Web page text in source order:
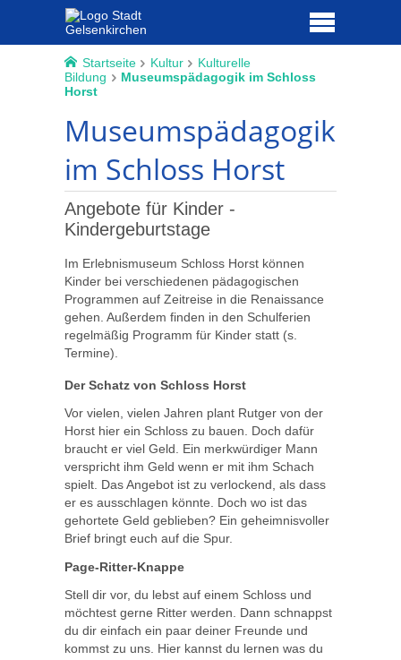
Startseite Kultur
Kulturelle
Bildung
Museumspädagogik im Schloss
Horst
Museumspädagogik
im Schloss Horst
Angebote für Kinder -
Kindergeburtstage
Im Erlebnismuseum Schloss Horst können
Kinder bei verschiedenen pädagogischen
Programmen auf Zeitreise in die Renaissance
gehen. Außerdem finden in den Schulferien
regelmäßig Programm für Kinder statt (s.
Termine).
Der Schatz von Schloss Horst
Vor vielen, vielen Jahren plant Rutger von der
Horst hier ein Schloss zu bauen. Doch dafür
braucht er viel Geld. Ein merkwürdiger Mann
verspricht ihm Geld wenn er mit ihm Schach
spielt. Das Angebot ist zu verlockend, als dass
er es ausschlagen könnte. Doch wo ist das
gehortete Geld geblieben? Ein geheimnisvoller
Brief bringt euch auf die Spur.
Page-Ritter-Knappe
Stell dir vor, du lebst auf einem Schloss und
möchtest gerne Ritter werden. Dann schnappst
du dir einfach ein paar deiner Freunde und
kommst zu uns. Hier kannst du lernen was du